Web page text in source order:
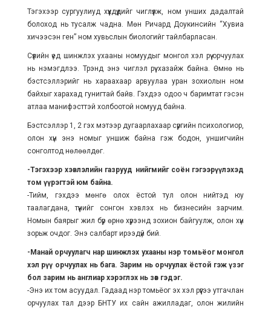
Тэгэхээр сургуулиуд хүүхдүүдийг чиглүүлж, ном унших дадалтай
болоход нь тусалж чадна. Мөн Ричард Доукинсийн “Хувиа
хичээсэн ген” ном хувьслын биологийг тайлбарласан.
Сүүлийн үед шинжлэх ухааны номуудыг монгол хэл рүү орчуулах
нь нэмэгдлээ. Трэнд энэ чиглэл рүү хазайж байна. Өмнө нь
бэстсэллэрийг нь хараахаар арвуулаа уран зохиолын ном
байхыг харахад гунигтай байв. Гэхдээ одоо ч баримтат гэсэн
атлаа манифэсттэй холбоотой номууд байна.
Бэстсэллэр 1, 2 гэх мэтээр дугаарлахаар сүргийн психологиор,
олон хүн энэ номыг уншиж байна гэж бодон, уншигчийн
сонголтод нөлөөлдөг.
-Тэгэхээр хэвлэлийн газрууд нийгмийг соён гэгээрүүлэхэд
том үүрэгтэй юм байна.
-Тийм, гэхдээ мөнгө олох ёстой тул олон нийтэд юу
таалагдана, түүнийг сонгон хэвлэх нь бизнесийн зарчим.
Номын баярыг жил бүр өрнө хүрээнд зохион байгуулж, олон хүн
зорьж очдог. Энэ салбарт ирээдүй бий.
-Манай орчуулагч нар шинжлэх ухааны нэр томьёог монгол
хэл рүү орчуулах нь бага. Зарим нь орчуулах ёстой гэж үзэг
бол зарим нь англиар хэрэглэх нь зөв гэдэг.
-Энэ их том асуудал. Гадаад нэр томьёог эх хэл рүүгээ утгачлан
орчуулах тал дээр БНТУ их сайн ажилладаг, олон жилийн